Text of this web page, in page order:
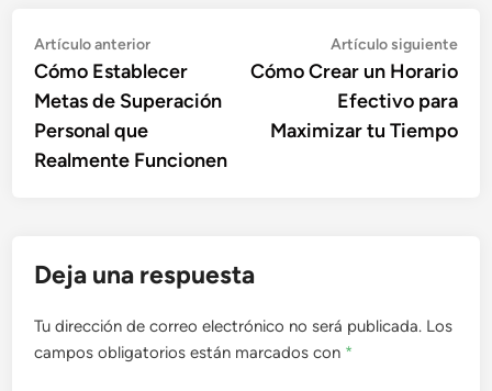
Navegación
de
entradas
Artículo anteriorArtículo
anterior:
Cómo Establecer
Metas de Superación
Personal que
Realmente Funcionen
Artículo siguiente
Cómo Crear un Horario
Efectivo para
Maximizar tu Tiempo
Deja una respuesta
Tu dirección de correo electrónico no será publicada. Los
campos obligatorios están marcados con *